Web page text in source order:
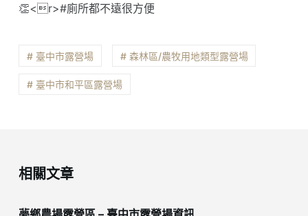
👏<r>#廁所都不遠很方便
# 臺中市露營場 # 森林區/農牧用地類型露營場
# 臺中市和平區露營場
相關文章